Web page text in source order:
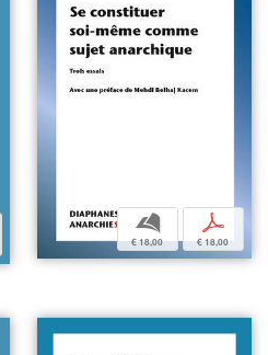
b
€ 18,00
p
€ 18,00